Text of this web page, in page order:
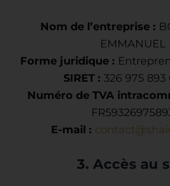
Nom de l’entreprise :
EMMANUEL
Forme juridique :
SIRET : 326 975 893
Numéro de TVA
E-mail :
3. Accès au